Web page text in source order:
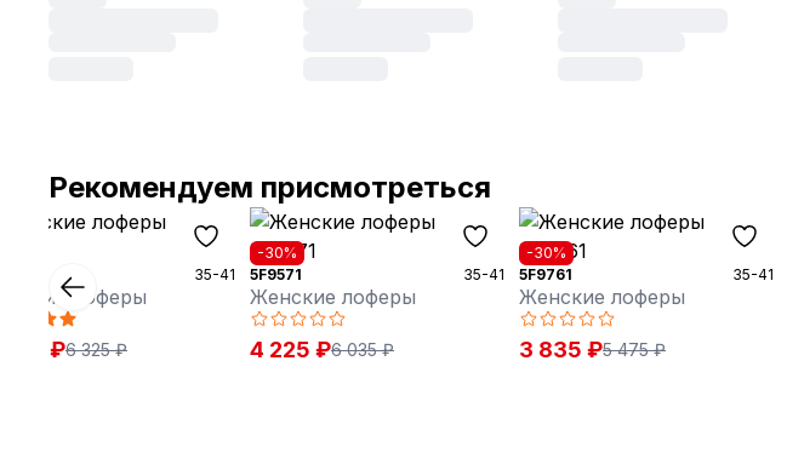
Рекомендуем присмотреться
35-41
лоферы
₽6 325 ₽
-30%
5F9571
35-41
Женские лоферы
4 225 ₽6 035 ₽
-30%
5F9761
35-41
Женские лоферы
3 835 ₽5 475 ₽